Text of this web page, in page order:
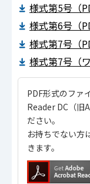
様式第5号（
様式第6号（
様式第7号（
様式第7号（
PDF形式のファ
Reader DC（旧
ださい。
お持ちでない方
きます。